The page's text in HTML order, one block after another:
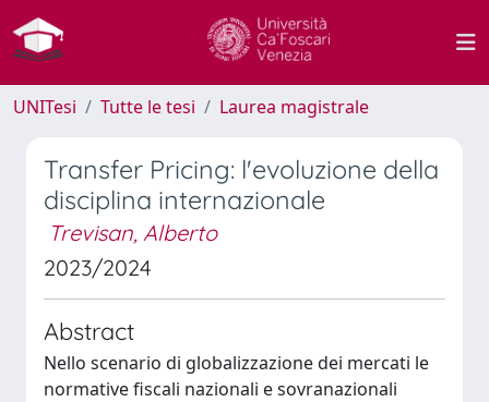
UNITesi Tutte le tesi Laurea magistrale
Transfer Pricing: l'evoluzione della
disciplina internazionale
Trevisan, Alberto
2023/2024
Abstract
Nello scenario di globalizzazione dei mercati le
normative fiscali nazionali e sovranazionali